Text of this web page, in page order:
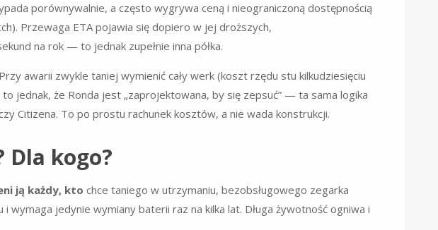
porównywalnie, a często wygrywa ceną i nieograniczoną dostępnością
Przewaga ETA pojawia się dopiero w jej droższych,
na rok — to jednak zupełnie inna półka.
awarii zwykle taniej wymienić cały werk (koszt rzędu stu kilkudziesięciu
to jednak, że Ronda jest „zaprojektowana, by się zepsuć” — ta sama logika
Citizena. To po prostu rachunek kosztów, a nie wada konstrukcji.
Dla kogo?
ją każdy, kto chce taniego w utrzymaniu, bezobsługowego zegarka
wymaga jedynie wymiany baterii raz na kilka lat. Długa żywotność ogniwa i